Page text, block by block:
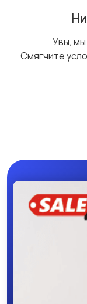
Увы, мы
Смягчите
Скачайте
крутите
бонусы,